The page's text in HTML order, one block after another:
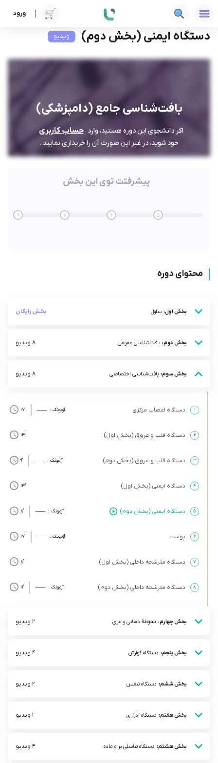
ورود دوره ها علوم پزشکی بافت‌شناسی جامع (دامپزشکی) دستگاه ایمنی (بخش دوم)
دستگاه ایمنی (بخش دوم) ویدیو
بافت‌شناسی جامع (دامپزشکی)
اگر دانشجوی این دوره هستید، وارد حساب کاربری
خود شوید، در غیر این صورت آن را خریداری نمایید .
پیشرفتت توی این بخش
5
6
7
8
محتوای دوره
بخش اول: سلول بخش رایگان
بخش دوم: بافت‌شناسی عمومی 8 ویدیو
بخش سوم: بافت‌شناسی اختصاصی 8 ویدیو
۱ دستگاه اعصاب مرکزی آزمونک : ’17
۲ دستگاه قلب و عروق (بخش اول) ’14
۳ دستگاه قلب و عروق (بخش دوم) آزمونک : ’9
۴ دستگاه ایمنی (بخش اول) ’13
۵ دستگاه ایمنی (بخش دوم) آزمونک : ’8
۶ پوست آزمونک : ’17
۷ دستگاه مترشحه داخلی (بخش اول) ’8
۸ دستگاه مترشحه داخلی (بخش دوم) آزمونک : ’11
بخش چهارم: محوطۀ دهانی و مری 2 ویدیو
بخش پنجم: دستگاه گوارش 4 ویدیو
بخش ششم: دستگاه تنفس 2 ویدیو
بخش هفتم: دستگاه ادراری 1 ویدیو
بخش هشتم: دستگاه تناسلی نر و ماده 4 ویدیو